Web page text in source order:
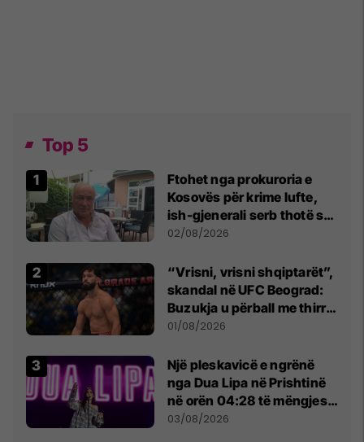
Top 5
Ftohet nga prokuroria e
Kosovës për krime lufte,
ish-gjenerali serb thotë se
dikush e tradhtoi në
02/08/2026
“Vrisni, vrisni shqiptarët”,
skandal në UFC Beograd:
Buzukja u përball me thirrje
anti-shqiptare nga
01/08/2026
Një pleskavicë e ngrënë
nga Dua Lipa në Prishtinë
në orën 04:28 të mëngjesit
- dhe bota digjitale serbe
03/08/2026